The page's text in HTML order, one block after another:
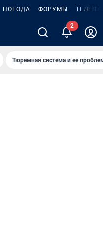
ПОГОДА ФОРУМЫ
Тюремная система и ее